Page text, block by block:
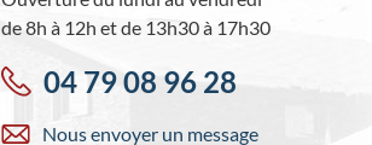
de 8h à 12h et de 13h30 à 17h30
04 79 08 96 28
Nous envoyer un message